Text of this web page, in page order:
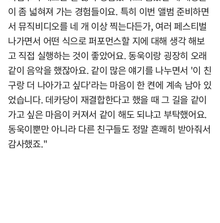
이 좀 넓혀져 가는 경험들이요. 특히 이번 앨범 준비하면
서 뮤직비디오를 네 개 이상 찍는다든가, 여러 페스티벌
나가면서 어떤 식으로 퍼포먼스할 지에 대해 생각 해보
고 직접 실행하는 것이 좋았어요. 동욱이랑 굉장히 오래
같이 음악을 했잖아요. 같이 많은 얘기를 나누면서 '이 친
구랑 더 나아가고 싶다'라는 마음이 한 켠에 계속 남아 있
었습니다. 데카당이 재결합한다고 했을 때 그 길을 같이
가고 싶은 마음이 커져서 같이 해도 되냐고 부탁했어요.
동욱이뿐만 아니라 다른 친구들도 정말 흔쾌히 받아줘서
감사했죠."